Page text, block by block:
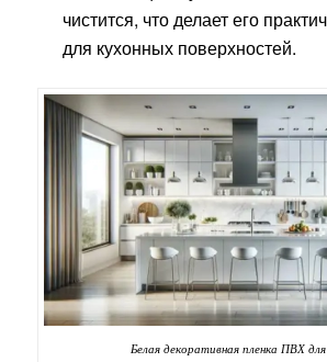
чистится, что делает его
для кухонных поверхностей.
Белая декоративная пленка ПВХ для